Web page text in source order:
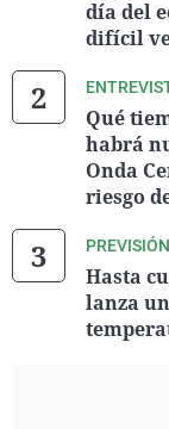
día del
difícil
Qué
habrá
Onda
riesgo
Hasta
lanza